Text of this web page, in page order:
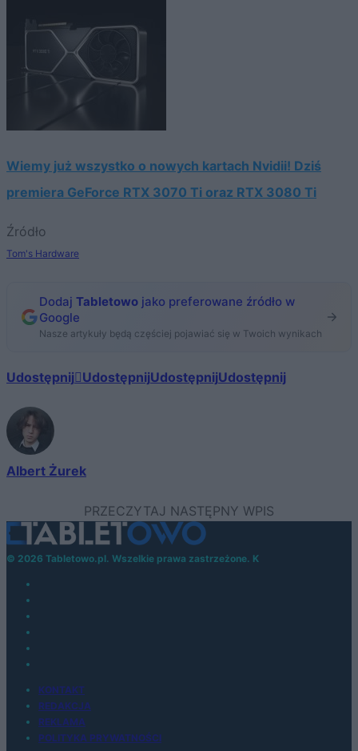
Wiemy już wszystko o nowych kartach Nvidii! Dziś
premiera GeForce RTX 3070 Ti oraz RTX 3080 Ti
Źródło
Tom's Hardware
Dodaj Tabletowo jako preferowane źródło w
Google
Nasze artykuły będą częściej pojawiać się w Twoich wynikach
Udostępnij UdostępnijUdostępnijUdostępnij
Albert Żurek
© 2026 Tabletowo.pl. Wszelkie prawa zastrzeżone. K
KONTAKT
REDAKCJA
REKLAMA
POLITYKA PRYWATNOŚCI